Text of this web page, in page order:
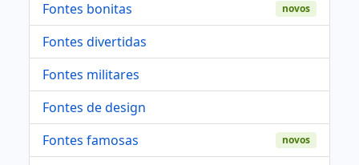
Fontes bonitas novos
Fontes divertidas
Fontes militares
Fontes de design
Fontes famosas
novos